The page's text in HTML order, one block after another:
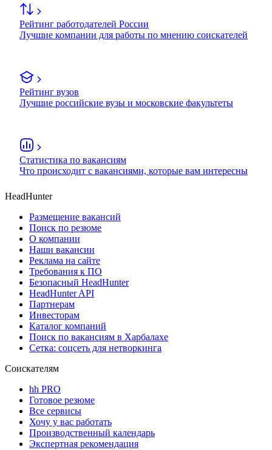
Рейтинг работодателей России
Лучшие компании для работы по мнению соискателей
Рейтинг вузов
Лучшие российские вузы и московские факультеты
Статистика по вакансиям
Что происходит с вакансиями, которые вам интересны
HeadHunter
Размещение вакансий
Поиск по резюме
О компании
Наши вакансии
Реклама на сайте
Требования к ПО
Безопасный HeadHunter
HeadHunter API
Партнерам
Инвесторам
Каталог компаний
Поиск по вакансиям в Харбалахе
Сетка: соцсеть для нетворкинга
Соискателям
hh PRO
Готовое резюме
Все сервисы
Хочу у вас работать
Производственный календарь
Экспертная рекомендация